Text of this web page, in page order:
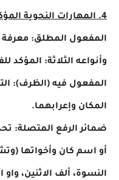
4. المهارات النحوية المؤكدة
المفعول المطلق: معرفة
وأنواعه الثلاثة: المؤكد
المفعول فيه (الظرف):
المكان وإعرابهما.
ضمائر الرفع المتصلة:
أو اسم كان وأخواتها
النسوة، ألف الاثنين،